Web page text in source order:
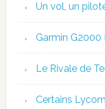
Un vol, un
Garmin G2000
Le Rivale de
Certains